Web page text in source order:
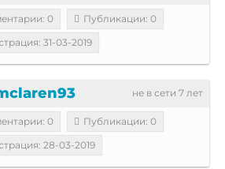
0
Публикации: 0
31-03-2019
не в сети 7 лет
0
Публикации: 0
28-03-2019